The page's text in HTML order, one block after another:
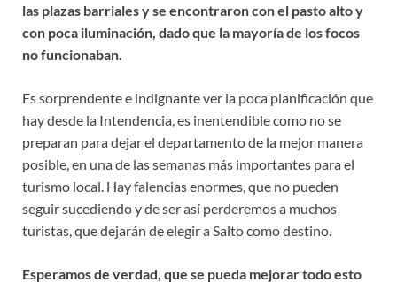
las plazas barriales y se encontraron con el pasto alto y
con poca iluminación, dado que la mayoría de los focos
no funcionaban.
Es sorprendente e indignante ver la poca planificación que
hay desde la Intendencia, es inentendible como no se
preparan para dejar el departamento de la mejor manera
posible, en una de las semanas más importantes para el
turismo local. Hay falencias enormes, que no pueden
seguir sucediendo y de ser así perderemos a muchos
turistas, que dejarán de elegir a Salto como destino.
Esperamos de verdad, que se pueda mejorar todo esto